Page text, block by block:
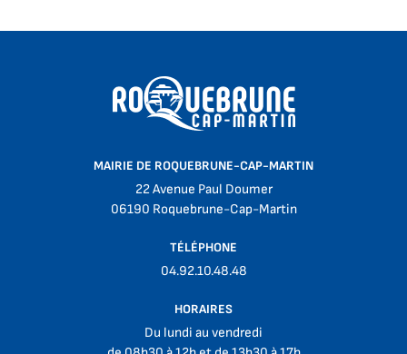
MAIRIE DE ROQUEBRUNE-CAP-MARTIN
22 Avenue Paul Doumer
06190 Roquebrune-Cap-Martin
TÉLÉPHONE
04.92.10.48.48
HORAIRES
Du lundi au vendredi